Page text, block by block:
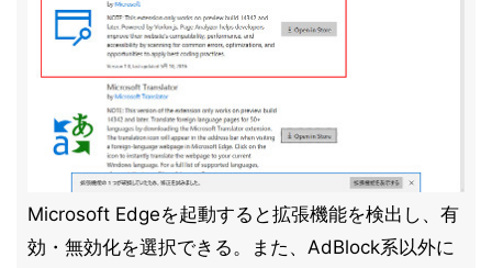
Microsoft Edgeを起動すると拡張機能を検出し、有
効・無効化を選択できる。また、AdBlock系以外に